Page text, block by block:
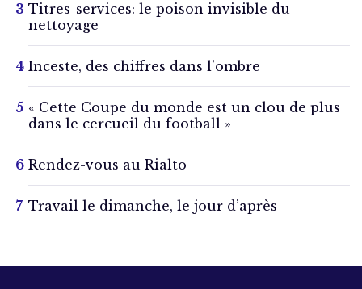
Titres-services: le poison invisible du
nettoyage
Inceste, des chiffres dans l’ombre
« Cette Coupe du monde est un clou de plus
dans le cercueil du football »
Rendez-vous au Rialto
Travail le dimanche, le jour d’après